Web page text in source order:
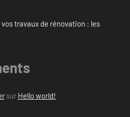
travaux de rénovation : les
sur Hello world!